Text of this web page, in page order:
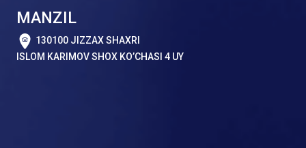
MANZIL
130100 JIZZAX SHAXRI
ISLOM KARIMOV SHOX KO’CHASI 4 UY